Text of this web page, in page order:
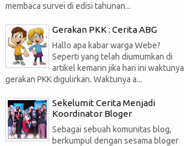
membaca survei di edisi tahunan...
Gerakan PKK : Cerita ABG
Hallo apa kabar warga Webe?
Seperti yang telah diumumkan di
artikel kemarin jika hari ini waktunya
gerakan PKK digulirkan. Waktunya a...
Sekelumit Cerita Menjadi
Koordinator Bloger
Sebagai sebuah komunitas blog,
berkumpul dengan sesama bloger